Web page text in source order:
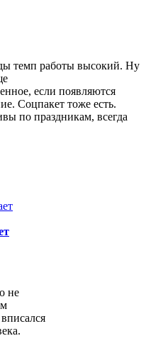
темп работы высокий. Ну
если появляются
Соцпакет тоже есть.
по праздникам, всегда
не